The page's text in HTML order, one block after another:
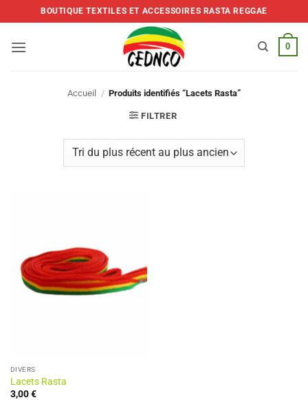
to
BOUTIQUE TEXTILES ET ACCESSOIRES RASTA REGGAE
0
Accueil / Produits identifiés “Lacets Rasta”
FILTRER
DIVERS
Lacets Rasta
3,00€